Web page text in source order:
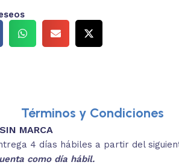
breves y medidas aproximadas.
REVISA
Términos y Condiciones
MARCA
4 días hábiles a partir del
como día hábil.